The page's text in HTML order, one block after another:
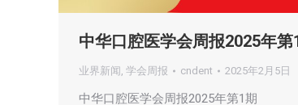
中华口腔医学会周报2025年第
业界新闻 , 学会周报 cndent 2025年2月5日
中华口腔医学会周报2025年第1期